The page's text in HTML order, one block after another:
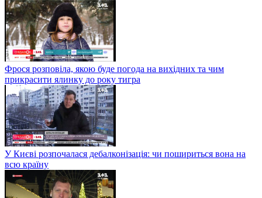
Фрося розповіла, якою буде погода на вихідних та чим
прикрасити ялинку до року тигра
У Києві розпочалася дебалконізація: чи пошириться вона на
всю країну